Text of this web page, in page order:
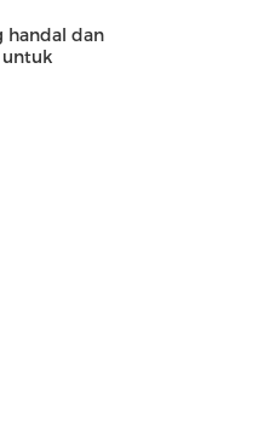
handal dan
untuk